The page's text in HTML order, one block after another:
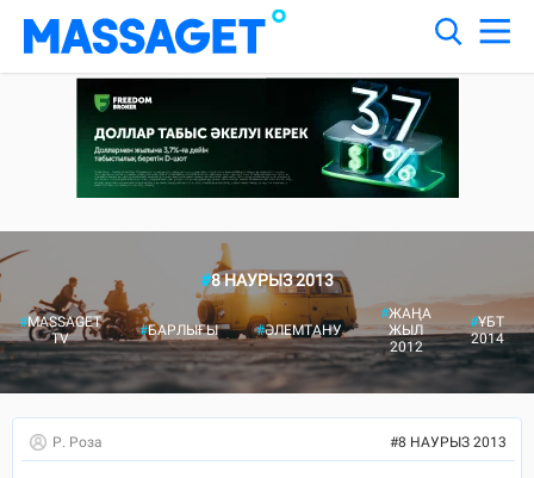
#8 НАУРЫЗ 2013
#MASSAGET
TV
#БАРЛЫҒЫ #ӘЛЕМТАНУ
#ЖАҢА
ЖЫЛ
2012
#ҰБТ
2014
Р. Роза #8 НАУРЫЗ 2013